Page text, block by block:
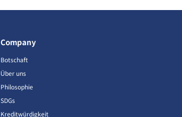
Company
Botschaft
Über uns
Philosophie
SDGs
Kreditwürdigkeit